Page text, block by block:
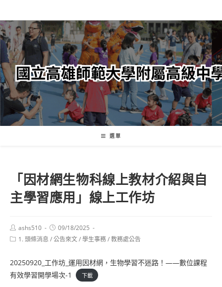
轉
至
主
內
容
選單
「因材網生物科線上教材介紹與自
主學習應用」線上工作坊
Post
author:
ashs510
Post
published:
09/18/2025
Post1. 頭條消息 /公告來文/學生事務/教務處公告
20250920_工作坊_運用因材網，生物學習不迷路！——數位課程
有效學習開學場次-1
下載